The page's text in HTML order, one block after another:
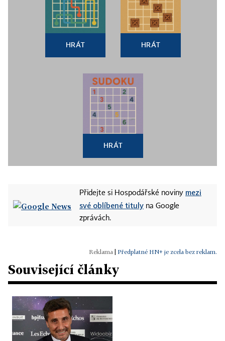
HRÁT HRÁT
HRÁT
Přidejte si Hospodářské noviny mezi
své oblíbené tituly na Google
zprávách.
Předplatné HN+ je zcela bez reklam.
Související články